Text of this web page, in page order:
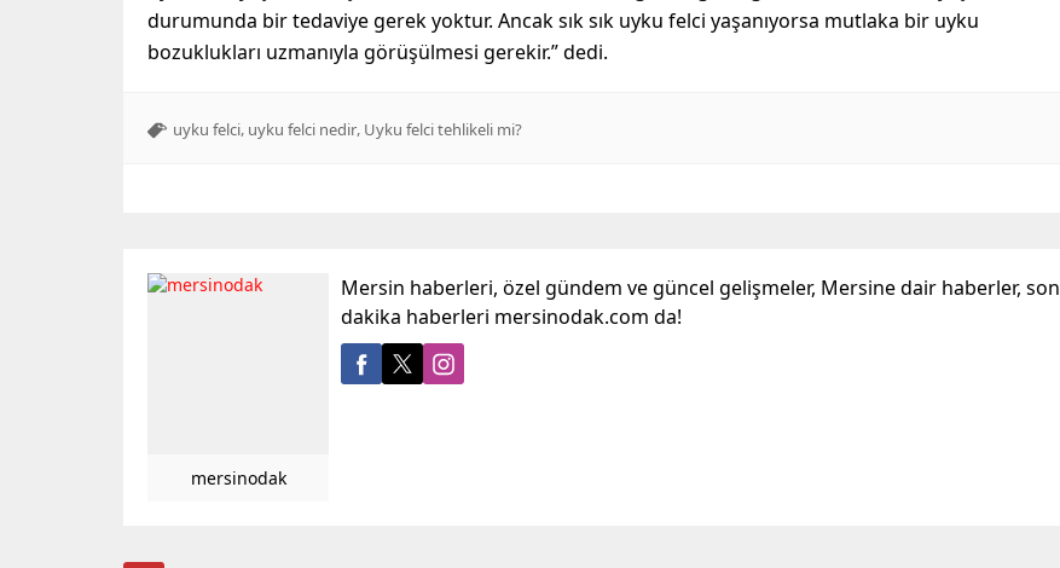
durumunda bir tedaviye gerek yoktur. Ancak sık sık uyku felci yaşanıyorsa mutlaka bir uyku
bozuklukları uzmanıyla görüşülmesi gerekir.” dedi.
uyku felci, uyku felci nedir, Uyku felci tehlikeli mi?
mersinodak
Mersin haberleri, özel gündem ve güncel gelişmeler, Mersine dair haberler, son
dakika haberleri mersinodak.com da!